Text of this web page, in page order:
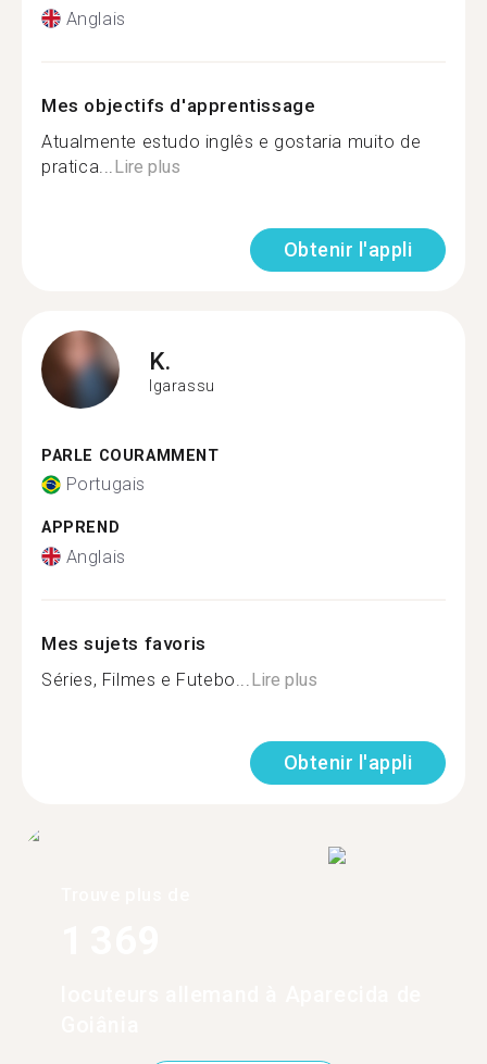
Anglais
Mes objectifs d'apprentissage
Atualmente estudo inglês e gostaria muito de
pratica... Lire plus
Obtenir l'appli
K.
Igarassu
PARLE COURAMMENT
Portugais
APPREND
Anglais
Mes sujets favoris
Séries, Filmes e Futebo... Lire plus
Obtenir l'appli